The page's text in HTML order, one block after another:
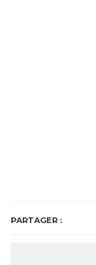
PARTAGER :